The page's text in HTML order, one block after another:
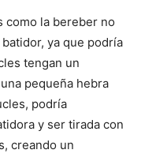
como la bereber no
ya que podría
tengan un
pequeña hebra
podría
y ser tirada con
creando un